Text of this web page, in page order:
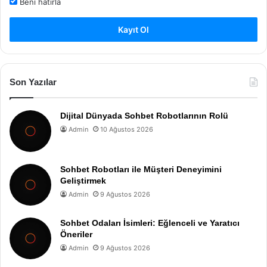
Kayıt Ol
Son Yazılar
Dijital Dünyada Sohbet Robotlarının Rolü
Admin 10 Ağustos 2026
Sohbet Robotları ile Müşteri Deneyimini
Geliştirmek
Admin 9 Ağustos 2026
Sohbet Odaları İsimleri: Eğlenceli ve Yaratıcı
Öneriler
Admin 9 Ağustos 2026